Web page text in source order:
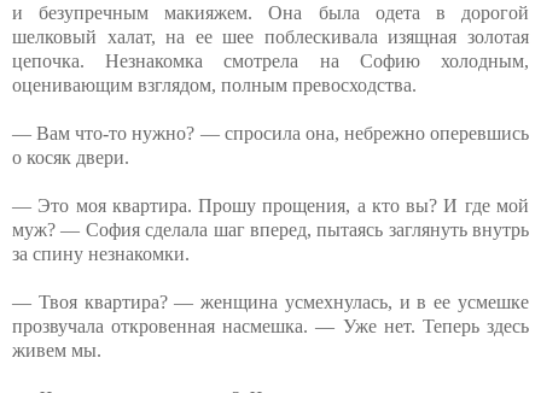
и безупречным макияжем. Она была одета в дорогой
шелковый халат, на ее шее поблескивала изящная золотая
цепочка. Незнакомка смотрела на Софию холодным,
оценивающим взглядом, полным превосходства.
— Вам что-то нужно? — спросила она, небрежно оперевшись
о косяк двери.
— Это моя квартира. Прошу прощения, а кто вы? И где мой
муж? — София сделала шаг вперед, пытаясь заглянуть внутрь
за спину незнакомки.
— Твоя квартира? — женщина усмехнулась, и в ее усмешке
прозвучала откровенная насмешка. — Уже нет. Теперь здесь
живем мы.